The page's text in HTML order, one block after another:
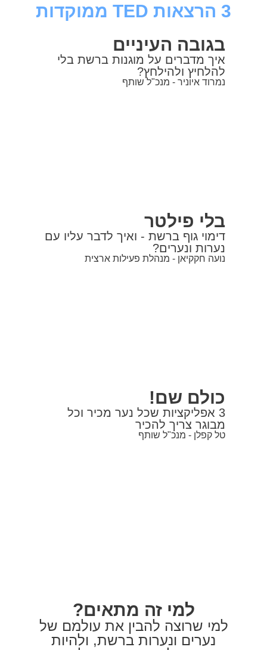
3 הרצאות TED ממוקדות
בגובה העיניים
איך מדברים על מוגנות ברשת בלי
להלחיץ ולהילחץ?
נמרוד איוניר - מנכ"ל שותף
בלי פילטר
דימוי גוף ברשת - ואיך לדבר עליו עם
נערות ונערים?
נועה חקקיאן - מנהלת פעילות ארצית
כולם שם!
3 אפליקציות שכל נער מכיר וכל
מבוגר צריך להכיר
טל קפלן - מנכ"ל שותף
למי זה מתאים?
למי שרוצה להבין את עולמם של
נערים ונערות ברשת, ולהיות